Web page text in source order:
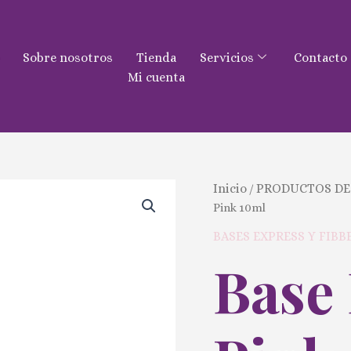
Sobre nosotros Tienda Servicios
Contacto
Mi cuenta
Inicio / PRODUCTOS
Pink 10ml
BASES EXPRESS Y
Base
Express
10ml